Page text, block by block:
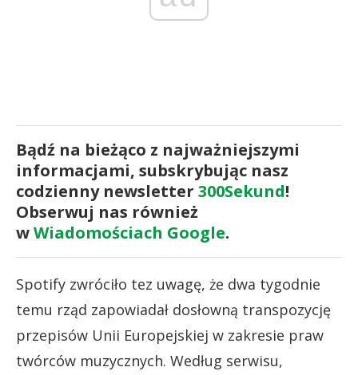
Bądź na bieżąco z najważniejszymi
informacjami, subskrybując nasz
codzienny newsletter 300Sekund!
Obserwuj nas również
wWiadomościach Google.
Spotify zwróciło tez uwagę, że dwa tygodnie
temu rząd zapowiadał dosłowną transpozycję
przepisów Unii Europejskiej w zakresie praw
twórców muzycznych. Według serwisu,